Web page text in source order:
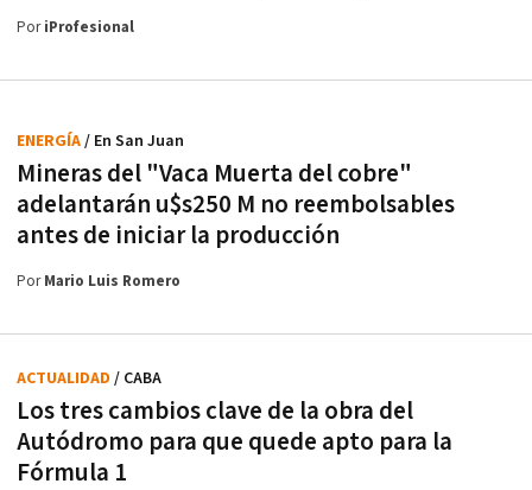
PoriProfesional
Mineras del "Vaca Muerta del cobre"
adelantarán u$s250 M no reembolsables
antes de iniciar la producción
ENERGÍA/ En San Juan
PorMario Luis Romero
Los tres cambios clave de la obra del
Autódromo para que quede apto para la
Fórmula 1
ACTUALIDAD / CABA